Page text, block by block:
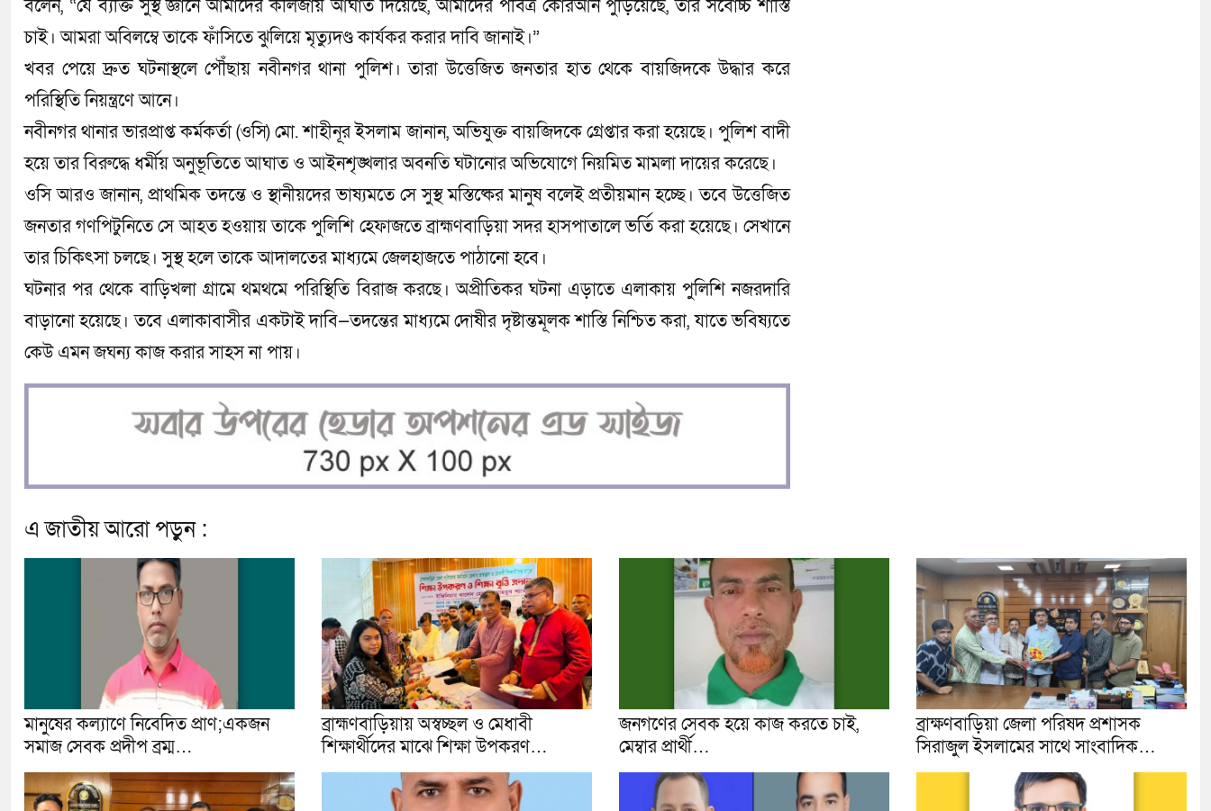
বলেন, “যে ব্যক্তি সুস্থ জ্ঞানে আমাদের কলিজায় আঘাত দিয়েছে, আমাদের পবিত্র কোরআন পুড়িয়েছে, তার সর্বোচ্চ শাস্তি
চাই। আমরা অবিলম্বে তাকে ফাঁসিতে ঝুলিয়ে মৃত্যুদণ্ড কার্যকর করার দাবি জানাই।”
খবর পেয়ে দ্রুত ঘটনাস্থলে পৌঁছায় নবীনগর থানা পুলিশ। তারা উত্তেজিত জনতার হাত থেকে বায়জিদকে উদ্ধার করে
পরিস্থিতি নিয়ন্ত্রণে আনে।
নবীনগর থানার ভারপ্রাপ্ত কর্মকর্তা (ওসি) মো. শাহীনূর ইসলাম জানান, অভিযুক্ত বায়জিদকে গ্রেপ্তার করা হয়েছে। পুলিশ বাদী
হয়ে তার বিরুদ্ধে ধর্মীয় অনুভূতিতে আঘাত ও আইনশৃঙ্খলার অবনতি ঘটানোর অভিযোগে নিয়মিত মামলা দায়ের করেছে।
ওসি আরও জানান, প্রাথমিক তদন্তে ও স্থানীয়দের ভাষ্যমতে সে সুস্থ মস্তিষ্কের মানুষ বলেই প্রতীয়মান হচ্ছে। তবে উত্তেজিত
জনতার গণপিটুনিতে সে আহত হওয়ায় তাকে পুলিশি হেফাজতে ব্রাহ্মণবাড়িয়া সদর হাসপাতালে ভর্তি করা হয়েছে। সেখানে
তার চিকিৎসা চলছে। সুস্থ হলে তাকে আদালতের মাধ্যমে জেলহাজতে পাঠানো হবে।
ঘটনার পর থেকে বাড়িখলা গ্রামে থমথমে পরিস্থিতি বিরাজ করছে। অপ্রীতিকর ঘটনা এড়াতে এলাকায় পুলিশি নজরদারি
বাড়ানো হয়েছে। তবে এলাকাবাসীর একটাই দাবি—তদন্তের মাধ্যমে দোষীর দৃষ্টান্তমূলক শাস্তি নিশ্চিত করা, যাতে ভবিষ্যতে
কেউ এমন জঘন্য কাজ করার সাহস না পায়।
এ জাতীয় আরো পড়ুন :
মানুষের কল্যাণে নিবেদিত প্রাণ;একজন
সমাজ সেবক প্রদীপ ব্রম্ম…
ব্রাহ্মণবাড়িয়ায় অস্বচ্ছল ও মেধাবী
শিক্ষার্থীদের মাঝে শিক্ষা উপকরণ…
জনগণের সেবক হয়ে কাজ করতে চাই,
মেম্বার প্রার্থী…
ব্রাক্ষণবাড়িয়া জেলা পরিষদ প্রশাসক
সিরাজুল ইসলামের সাথে সাংবাদিক…